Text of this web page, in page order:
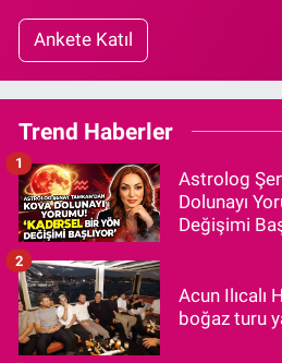
Ankete Katıl
Trend Haberler
Astrolog
Dolunayı
Değişimi
1
Acun Ilıcalı
boğaz turu
2